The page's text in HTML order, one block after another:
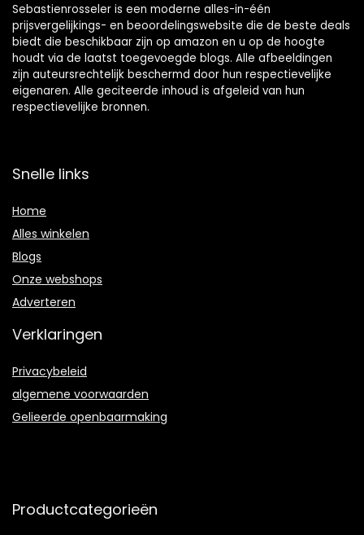
Sebastienrosseler is een moderne alles-in-één
prijsvergelijkings- en beoordelingswebsite die de beste deals
biedt die beschikbaar zijn op amazon en u op de hoogte
houdt via de laatst toegevoegde blogs. Alle afbeeldingen
zijn auteursrechtelijk beschermd door hun respectievelijke
eigenaren. Alle geciteerde inhoud is afgeleid van hun
respectievelijke bronnen.
Snelle links
Home
Alles winkelen
Blogs
Onze webshops
Adverteren
Verklaringen
Privacybeleid
algemene voorwaarden
Gelieerde openbaarmaking
Productcategorieën